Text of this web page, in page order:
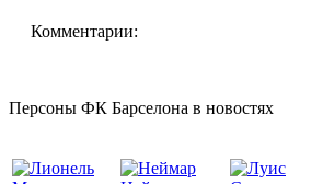
Комментарии:
Персоны ФК Барселона в новостях